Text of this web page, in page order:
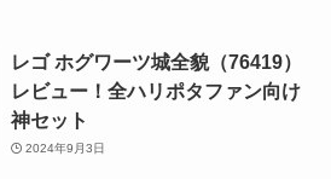
レゴ ホグワーツ城全貌（76419）
レビュー！全ハリポタファン向け
神セット
2024年9月3日